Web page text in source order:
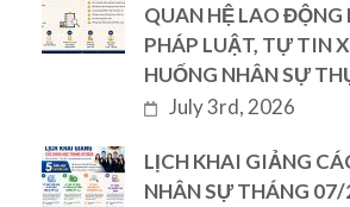
QUAN HỆ LAO ĐỘNG
PHÁP LUẬT, TỰ TIN
HUỐNG NHÂN SỰ
July 3rd, 2026
LỊCH KHAI GIẢNG
NHÂN SỰ THÁNG